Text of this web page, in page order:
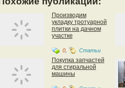
Производим
укладку тротуарной
плитки на дачном
участке
0, Статьи
Покупка запчастей
для стиральной
машины